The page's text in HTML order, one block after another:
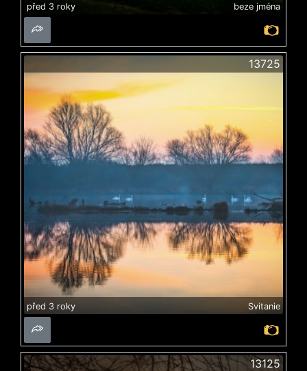
před 3 roky beze jména
13725
před 3 roky Svitanie
13125